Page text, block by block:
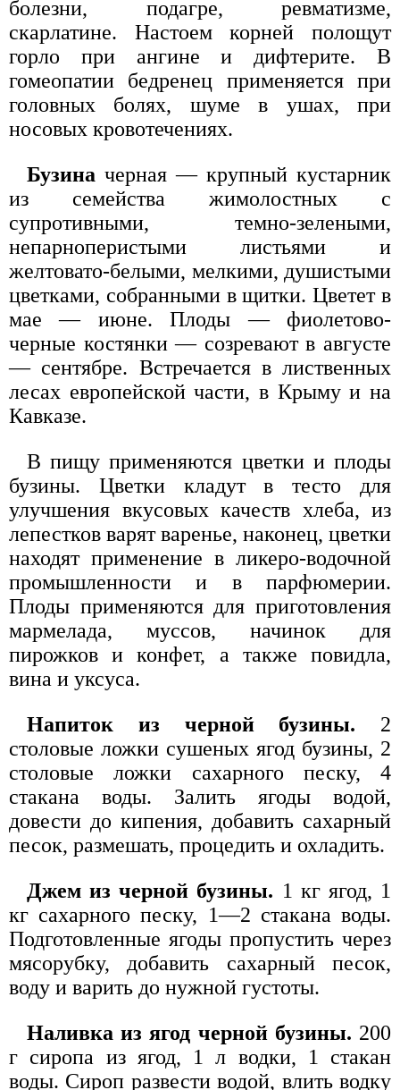
болезни, подагре, ревматизме,
скарлатине. Настоем корней полощут
горло при ангине и дифтерите. В
гомеопатии бедренец применяется при
головных болях, шуме в ушах, при
носовых кровотечениях.
Бузина черная — крупный кустарник
из семейства жимолостных с
супротивными, темно-зелеными,
непарноперистыми листьями и
желтовато-белыми, мелкими, душистыми
цветками, собранными в щитки. Цветет в
мае — июне. Плоды — фиолетово-
черные костянки — созревают в августе
— сентябре. Встречается в лиственных
лесах европейской части, в Крыму и на
Кавказе.
В пищу применяются цветки и плоды
бузины. Цветки кладут в тесто для
улучшения вкусовых качеств хлеба, из
лепестков варят варенье, наконец, цветки
находят применение в ликеро-водочной
промышленности и в парфюмерии.
Плоды применяются для приготовления
мармелада, муссов, начинок для
пирожков и конфет, а также повидла,
вина и уксуса.
Напиток из черной бузины. 2
столовые ложки сушеных ягод бузины, 2
столовые ложки сахарного песку, 4
стакана воды. Залить ягоды водой,
довести до кипения, добавить сахарный
песок, размешать, процедить и охладить.
Джем из черной бузины. 1 кг ягод, 1
кг сахарного песку, 1—2 стакана воды.
Подготовленные ягоды пропустить через
мясорубку, добавить сахарный песок,
воду и варить до нужной густоты.
Наливка из ягод черной бузины. 200
г сиропа из ягод, 1 л водки, 1 стакан
воды. Сироп развести водой, влить водку